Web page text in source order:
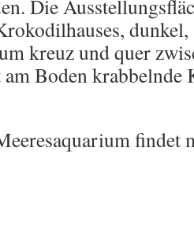
Die
dunkel,
kreuz und quer
am Boden
findet